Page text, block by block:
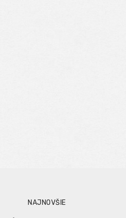
NAJNOVŠIE